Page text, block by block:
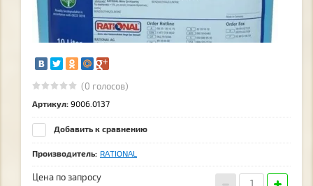
(0 голосов)
Артикул: 9006.0137
Добавить к сравнению
Производитель: RATIONAL
Цена по запросу